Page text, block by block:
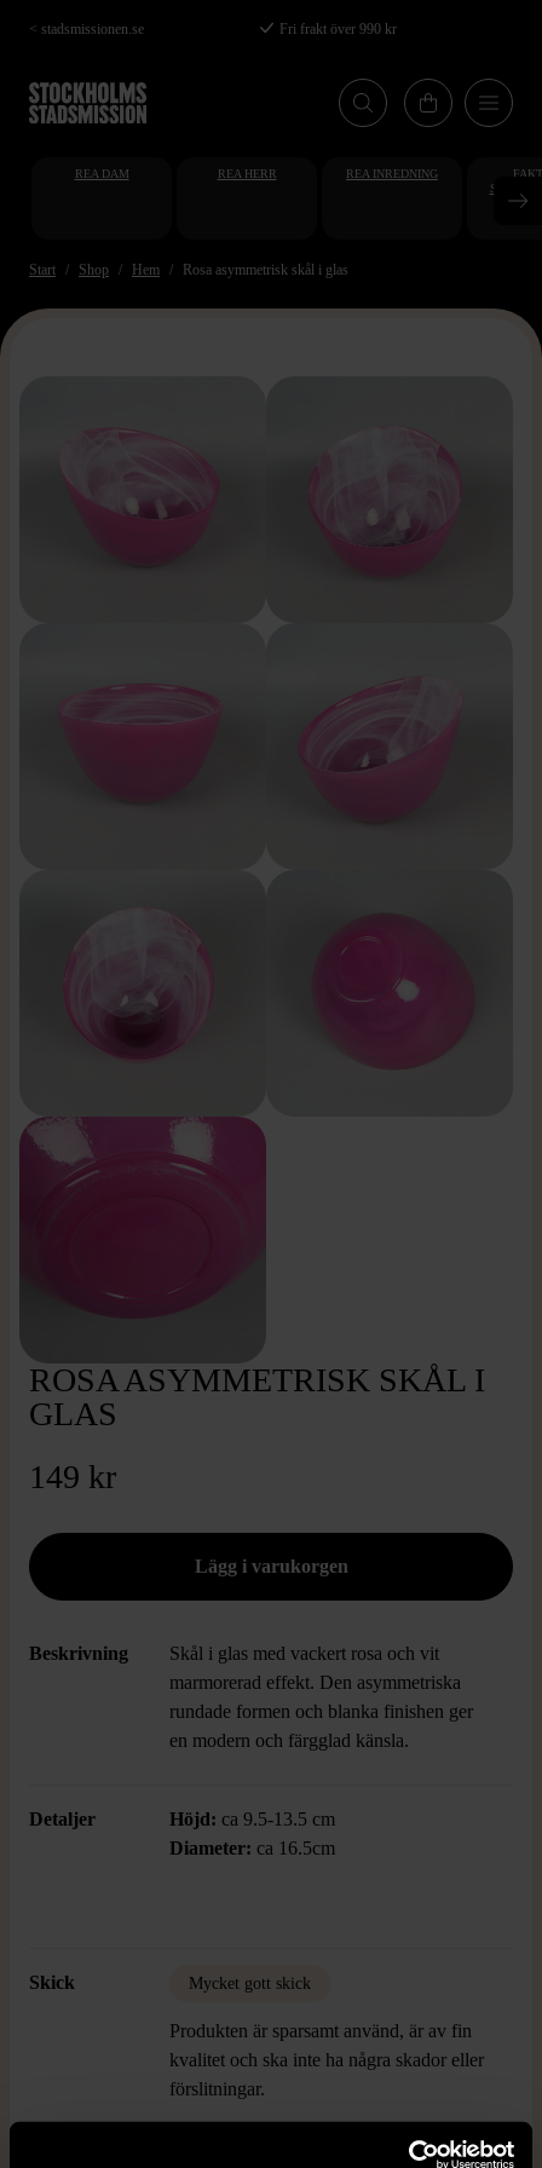
Hoppa
till
huvudinnehåll
< stadsmissionen.se Fri frakt över 990 kr
REA DAM REA HERR REA INREDNING
Start Shop Hem Rosa asymmetrisk skål i glas
ROSA ASYMMETRISK SKÅL I
GLAS
149 kr
Beskrivning
Skål i glas med vackert rosa och vit
marmorerad effekt. Den asymmetriska
rundade formen och blanka finishen ger
en modern och färgglad känsla.
Detaljer Höjd: ca 9.5-13.5 cm
Diameter: ca 16.5cm
Skick Mycket gott skick
Produkten är sparsamt använd, är av fin
kvalitet och ska inte ha några skador eller
förslitningar.